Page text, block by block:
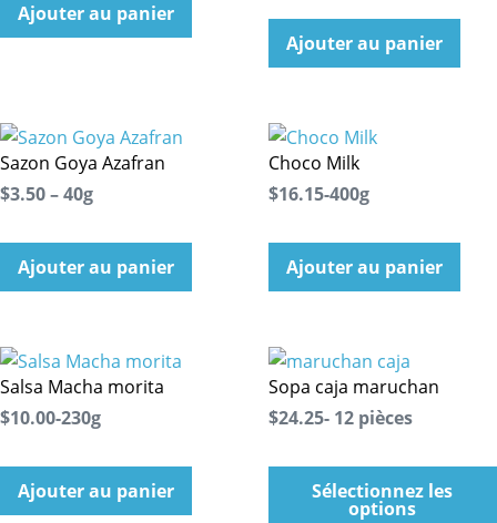
Ajouter au panier
Ajouter au panier
Sazon Goya Azafran
$3.50 – 40g
Ajouter au panier
Choco Milk
$16.15-400g
Ajouter au panier
Salsa Macha morita
$10.00-230g
Ajouter au panier
Sopa caja maruchan
$24.25- 12 pièces
Sélectionnez les
options